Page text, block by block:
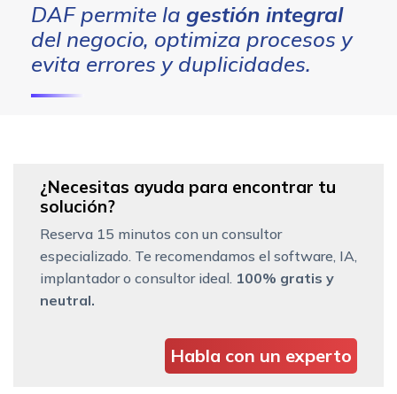
DAF permite la gestión integral
del negocio, optimiza procesos y
evita errores y duplicidades.
¿Necesitas ayuda para encontrar tu
solución?
Reserva 15 minutos con un consultor
especializado. Te recomendamos el software, IA,
implantador o consultor ideal. 100% gratis y
neutral.
Habla con un experto